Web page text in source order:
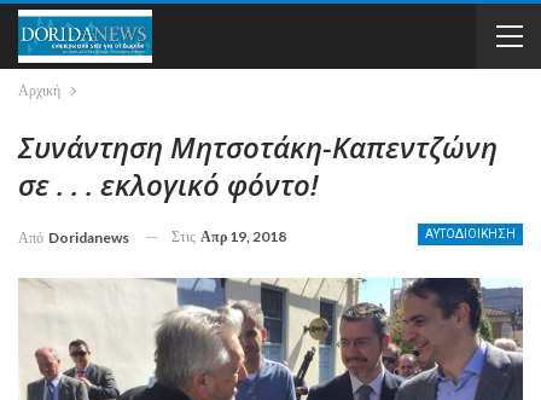
Αρχική
Συνάντηση Μητσοτάκη-Καπεντζώνη
σε . . . εκλογικό φόντο!
ΑΥΤΟΔΙΟΙΚΗΣΗ
Από Doridanews Στις Απρ 19, 2018